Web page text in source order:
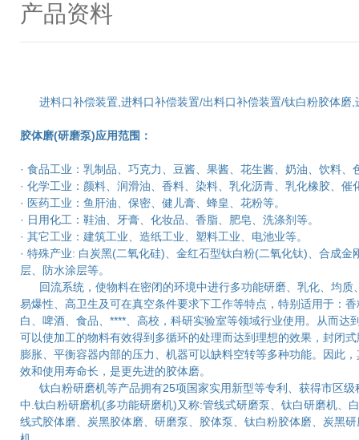
产品资料
进料口补偿装置,进料口补偿装置/出料口补偿装置/钛白粉胶体磨,
胶体磨(研磨泵)应用范围：
· 食品工业：乳制品、巧克力、豆酱、果酱、花生酱、奶油、饮料
· 化学工业：颜料、润滑油、香料、染料、乳化沥青、乳化橡胶、催
· 医药工业：鱼肝油、保密、健儿膏、蜂皇、花粉等。
· 日用化工：鞋油、牙膏、化妆品、香脂、肥皂、洗涤剂等。
· 其它工业：建筑工业、造纸工业、塑料工业、电池业等。
· 特殊产业: 白炭黑(二氧化硅)、金红石型钛白粉(二氧化钛)、合成
层、防水涂层等。
回流系统，使物料在密闭的环境中进行多功能研磨、乳化、均质
易爆性、高卫生及可在真空条件要求下工作等特点，特别适用于：
白、啤酒、食品、****、高校，科研实验室等领域行业使用。从而
可以使加工的物料有效得到多循环的处理而达到理想的效果，封闭
膨胀、平衡容器内部的压力、机器可以缺料空转等多种功能。因此
效和使用寿命长，是更先进的胶体磨。
钛白粉研磨机等产品拥有25项国家实用新型等专利、获得市区级
中.钛白粉研磨机(多功能研磨机)又称:管线式研磨泵、钛白研磨机、
线式胶体磨、炭黑胶体磨、研磨泵、胶体泵、钛白粉胶体磨、炭黑